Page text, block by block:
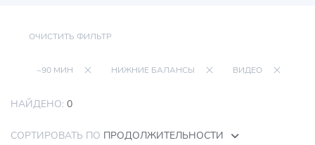
ОЧИСТИТЬ ФИЛЬТР
~90 МИН НИЖНИЕ БАЛАНСЫ ВИДЕО
НАЙДЕНО: 0
СОРТИРОВАТЬ ПО ПРОДОЛЖИТЕЛЬНОСТИ